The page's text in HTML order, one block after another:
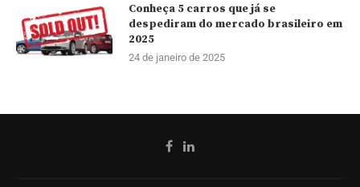
Conheça 5 carros que já se
despediram do mercado brasileiro em
2025
24 de janeiro de 2025